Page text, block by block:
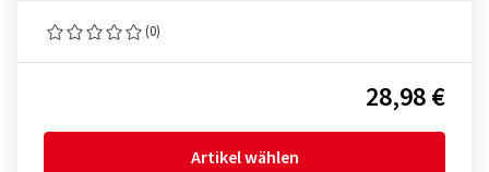
(0)
28,98 €
Artikel wählen